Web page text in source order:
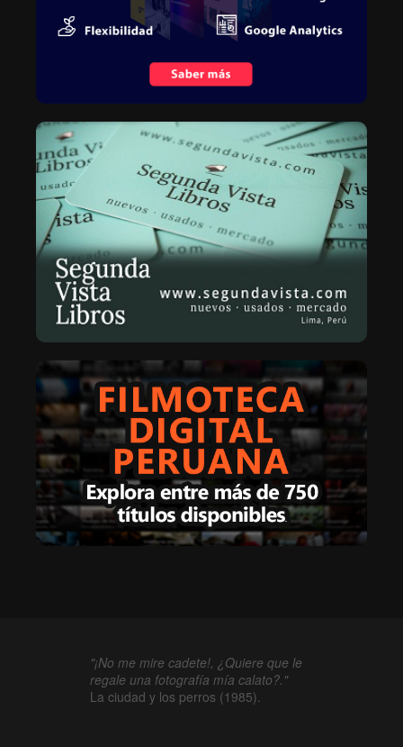
"¡No me mire cadete!, ¿Quiere que le
regale una fotografía mía calato?."
La ciudad y los perros (1985).